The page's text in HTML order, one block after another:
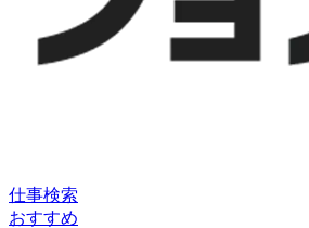
仕事検索
おすすめ